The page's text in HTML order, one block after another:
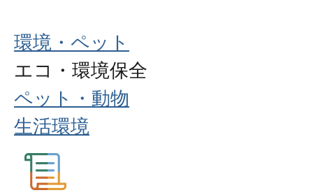
環境・ペット
エコ・環境保全
ペット・動物
生活環境